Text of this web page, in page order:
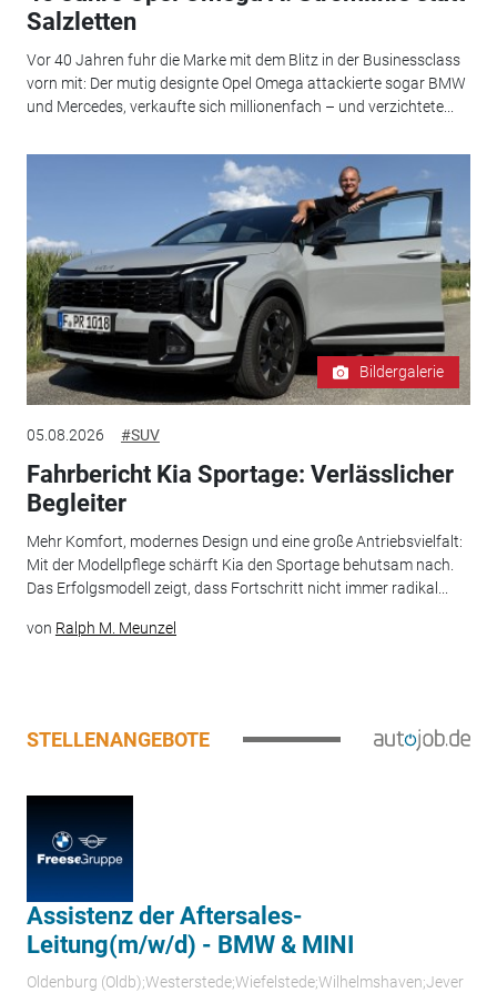
Salzletten
Vor 40 Jahren fuhr die Marke mit dem Blitz in der Businessclass
vorn mit: Der mutig designte Opel Omega attackierte sogar BMW
und Mercedes, verkaufte sich millionenfach – und verzichtete...
Bildergalerie
05.08.2026 #SUV
Fahrbericht Kia Sportage: Verlässlicher
Begleiter
Mehr Komfort, modernes Design und eine große Antriebsvielfalt:
Mit der Modellpflege schärft Kia den Sportage behutsam nach.
Das Erfolgsmodell zeigt, dass Fortschritt nicht immer radikal...
von Ralph M. Meunzel
STELLENANGEBOTE
Assistenz der Aftersales-
Leitung(m/w/d) - BMW & MINI
Oldenburg (Oldb);Westerstede;Wiefelstede;Wilhelmshaven;Jever